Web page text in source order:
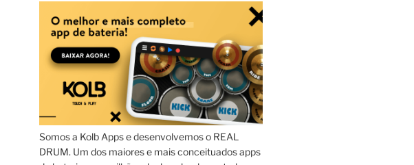
Somos a Kolb Apps e desenvolvemos o REAL
DRUM. Um dos maiores e mais conceituados apps